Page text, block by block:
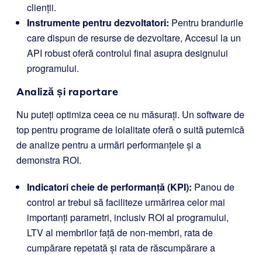
clienții.
Instrumente pentru dezvoltatori: Pentru brandurile
care dispun de resurse de dezvoltare, Accesul la un
API robust oferă controlul final asupra designului
programului.
Analiză și raportare
Nu puteți optimiza ceea ce nu măsurați. Un software de
top pentru programe de loialitate oferă o suită puternică
de analize pentru a urmări performanțele și a
demonstra ROI.
Indicatori cheie de performanță (KPI): Panou de
control ar trebui să faciliteze urmărirea celor mai
importanți parametri, inclusiv ROI al programului,
LTV al membrilor față de non-membri, rata de
cumpărare repetată și rata de răscumpărare a